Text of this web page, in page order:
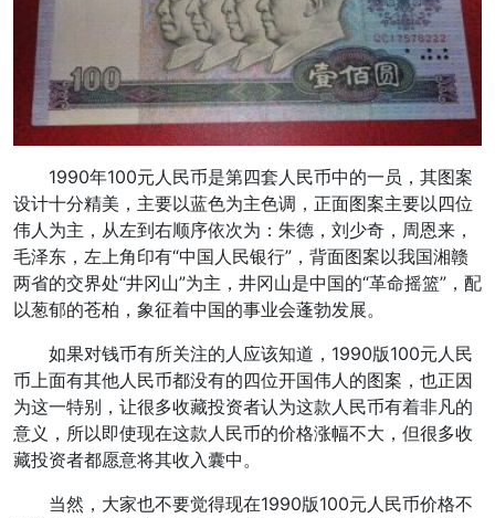
1990年100元人民币是第四套人民币中的一员，其图案
设计十分精美，主要以蓝色为主色调，正面图案主要以四位
伟人为主，从左到右顺序依次为：朱德，刘少奇，周恩来，
毛泽东，左上角印有“中国人民银行”，背面图案以我国湘赣
两省的交界处“井冈山”为主，井冈山是中国的“革命摇篮”，配
以葱郁的苍柏，象征着中国的事业会蓬勃发展。
如果对钱币有所关注的人应该知道，1990版100元人民
币上面有其他人民币都没有的四位开国伟人的图案，也正因
为这一特别，让很多收藏投资者认为这款人民币有着非凡的
意义，所以即使现在这款人民币的价格涨幅不大，但很多收
藏投资者都愿意将其收入囊中。
当然，大家也不要觉得现在1990版100元人民币价格不